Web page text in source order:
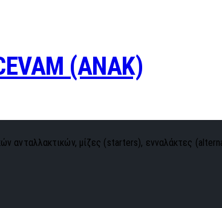
(ANAK)
ανταλλακτικών, μίζες (starters), ενναλάκτες